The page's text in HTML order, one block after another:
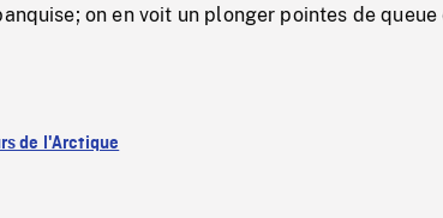
on en voit un plonger pointes de queue
de l'Arctique